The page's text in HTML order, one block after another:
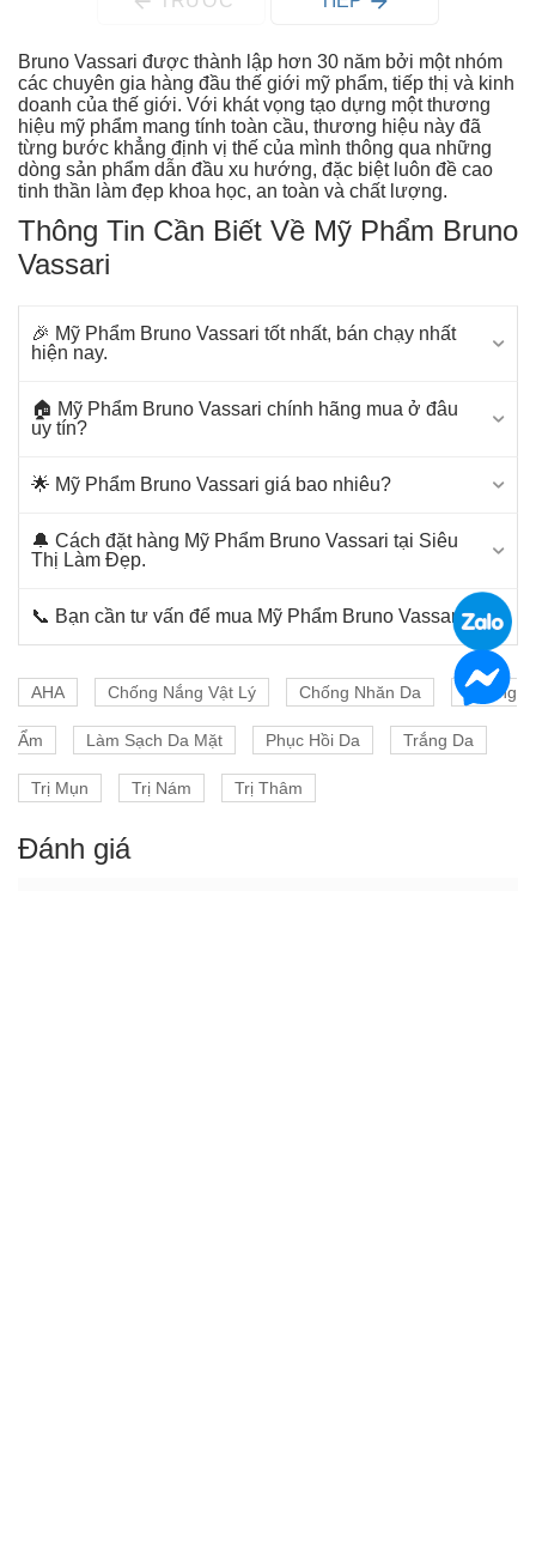
Bruno Vassari được thành lập hơn 30 năm bởi một nhóm
các chuyên gia hàng đầu thế giới mỹ phẩm, tiếp thị và kinh
doanh của thế giới. Với khát vọng tạo dựng một thương
hiệu mỹ phẩm mang tính toàn cầu, thương hiệu này đã
từng bước khẳng định vị thế của mình thông qua những
dòng sản phẩm dẫn đầu xu hướng, đặc biệt luôn đề cao
tinh thần làm đẹp khoa học, an toàn và chất lượng.
Thông Tin Cần Biết Về Mỹ Phẩm Bruno
Vassari
🎉 Mỹ Phẩm Bruno Vassari tốt nhất, bán chạy nhất
hiện nay.
🏠 Mỹ Phẩm Bruno Vassari chính hãng mua ở đâu
uy tín?
🌟 Mỹ Phẩm Bruno Vassari giá bao nhiêu?
🔔 Cách đặt hàng Mỹ Phẩm Bruno Vassari tại Siêu
Thị Làm Đẹp.
📞 Bạn cần tư vấn để mua Mỹ Phẩm Bruno Vassari.
AHA Chống Nắng Vật Lý Chống Nhăn Da Dưỡng
Ẩm Làm Sạch Da Mặt Phục Hồi Da Trắng Da
Trị Mụn Trị Nám Trị Thâm
Đánh giá